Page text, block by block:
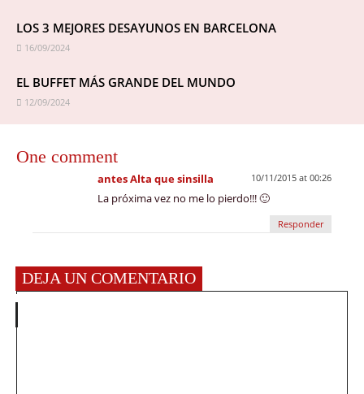
LOS 3 MEJORES DESAYUNOS EN BARCELONA
16/09/2024
EL BUFFET MÁS GRANDE DEL MUNDO
12/09/2024
One comment
antes Alta que sinsilla 10/11/2015 at 00:26
La próxima vez no me lo pierdo!!! 🙂
Responder
DEJA UN COMENTARIO